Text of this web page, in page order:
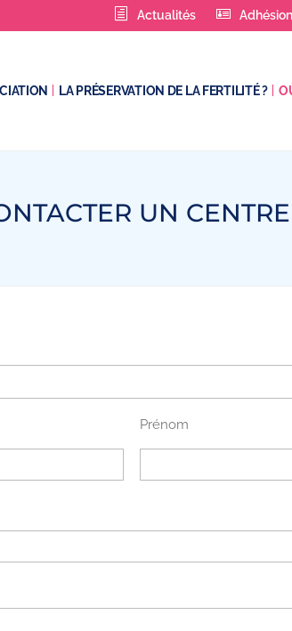
Actualités
LA PRÉSERVATION DE LA FERTILITÉ ?
UN CENTRE
Prénom